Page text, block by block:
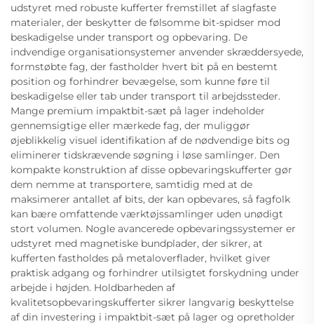
udstyret med robuste kufferter fremstillet af slagfaste
materialer, der beskytter de følsomme bit-spidser mod
beskadigelse under transport og opbevaring. De
indvendige organisationsystemer anvender skræddersyede,
formstøbte fag, der fastholder hvert bit på en bestemt
position og forhindrer bevægelse, som kunne føre til
beskadigelse eller tab under transport til arbejdssteder.
Mange premium impaktbit-sæt på lager indeholder
gennemsigtige eller mærkede fag, der muliggør
øjeblikkelig visuel identifikation af de nødvendige bits og
eliminerer tidskrævende søgning i løse samlinger. Den
kompakte konstruktion af disse opbevaringskufferter gør
dem nemme at transportere, samtidig med at de
maksimerer antallet af bits, der kan opbevares, så fagfolk
kan bære omfattende værktøjssamlinger uden unødigt
stort volumen. Nogle avancerede opbevaringssystemer er
udstyret med magnetiske bundplader, der sikrer, at
kufferten fastholdes på metaloverflader, hvilket giver
praktisk adgang og forhindrer utilsigtet forskydning under
arbejde i højden. Holdbarheden af
kvalitetsopbevaringskufferter sikrer langvarig beskyttelse
af din investering i impaktbit-sæt på lager og opretholder